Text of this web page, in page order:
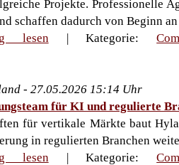
Projekte. Professionelle
schaffen dadurch von Beginn
lesen| Kategorie:
- 27.05.2026 15:14 Uhr
für KI und regulierte
für vertikale Märkte baut
in regulierten Branchen
lesen| Kategorie: